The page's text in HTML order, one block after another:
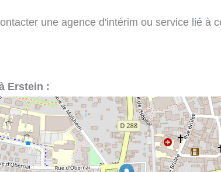
une agence d'intérim ou service lié à
Erstein :